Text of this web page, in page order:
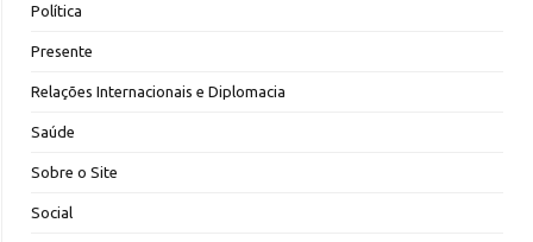
Política
Presente
Relações Internacionais e Diplomacia
Saúde
Sobre o Site
Social